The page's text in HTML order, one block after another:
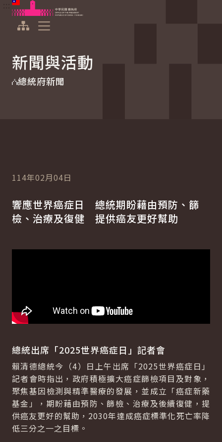
跳到主要內容
中華民國總統府
新聞與活動
總統府新聞
114年02月04日
響應世界癌症日 總統期盼藉由預防、篩
檢、治療及復健 提供癌友更好幫助
總統出席「2025世界癌症日」記者會
賴清德總統今（4）日上午出席「2025世界癌症日」
記者會時指出，政府積極擴大癌症篩檢項目及對象，
聚焦基因檢測與精準醫療的發展，並成立「癌症新藥
基金」，期盼藉由預防、篩檢、治療及後續復健，提
供癌友更好的幫助，2030年達成癌症標準化死亡率降
低三分之一之目標。